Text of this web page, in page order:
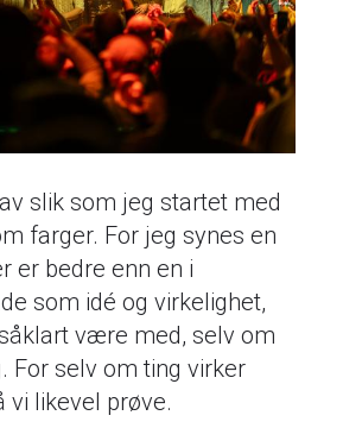
slik som jeg startet med
farger. For jeg synes en
er bedre enn en i
som idé og virkelighet,
være med, selv om
For selv om ting virker
vi likevel prøve.